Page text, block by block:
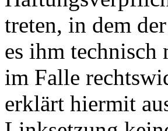
treten, in dem
es ihm
im Falle
erklärt hiermit